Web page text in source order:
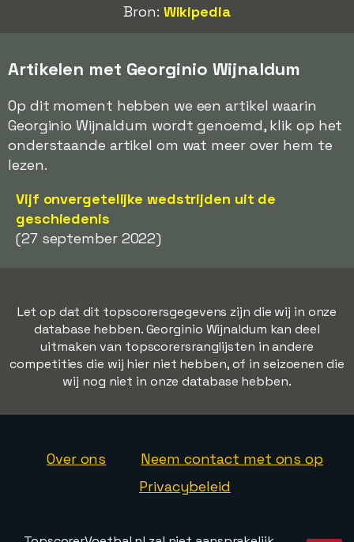
Bron: Wikipedia
Artikelen met Georginio Wijnaldum
Op dit moment hebben we een artikel waarin
Georginio Wijnaldum wordt genoemd, klik op het
onderstaande artikel om wat meer over hem te
lezen.
Vijf onvergetelijke wedstrijden uit de
geschiedenis
(27 september 2022)
Let op dat dit topscorersgegevens zijn die wij in onze
database hebben. Georginio Wijnaldum kan deel
uitmaken van topscorersranglijsten in andere
competities die wij hier niet hebben, of in seizoenen die
wij nog niet in onze database hebben.
Over ons
Neem contact met ons op
Privacybeleid